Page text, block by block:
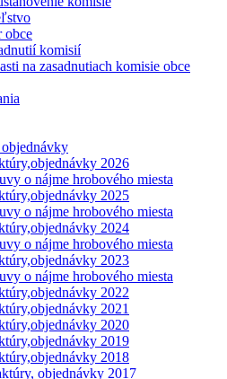
obce
komisií
na zasadnutiach komisie obce
2026
o nájme hrobového miesta
2025
o nájme hrobového miesta
2024
o nájme hrobového miesta
2023
o nájme hrobového miesta
2022
2021
2020
2019
2018
objednávky 2017